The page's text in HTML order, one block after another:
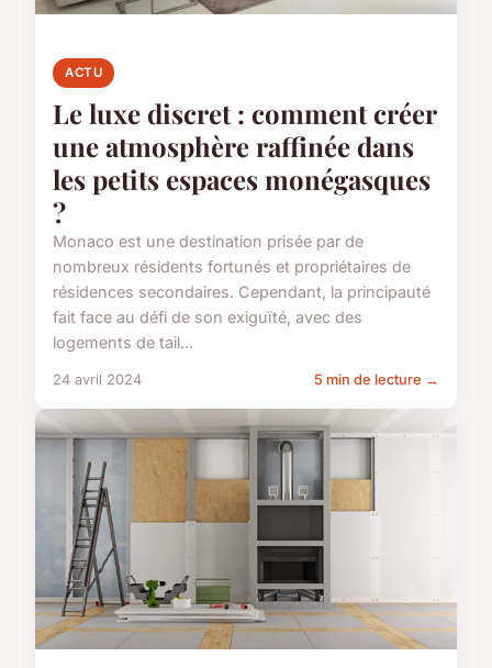
ACTU
Le luxe discret : comment créer
une atmosphère raffinée dans
les petits espaces monégasques
?
Monaco est une destination prisée par de
nombreux résidents fortunés et propriétaires de
résidences secondaires. Cependant, la principauté
fait face au défi de son exiguïté, avec des
logements de tail...
24 avril 2024 5 min de lecture →